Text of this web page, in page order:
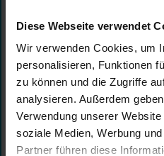
Diese Webseite verwendet
Wir verwenden Cookies, um
personalisieren, Funktionen
zu können und die Zugriffe
analysieren. Außerdem
Verwendung unserer
soziale Medien, Werbung
Partner führen diese
Infrastruktur. Betreiber.
Arbeitskreise haben die
»
Juli 2024
Die BIL-Community
ersten Infrastruktur.